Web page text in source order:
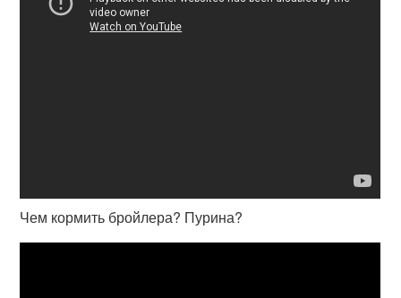
Чем кормить бройлера? Пурина?